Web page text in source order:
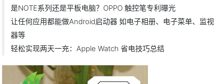
是NOTE系列还是平板电脑？OPPO 触控笔专利曝光
让任何应用都能做Android启动器 如电子相册、电子菜单、监视
器等
轻松实现两天一充：Apple Watch 省电技巧总结